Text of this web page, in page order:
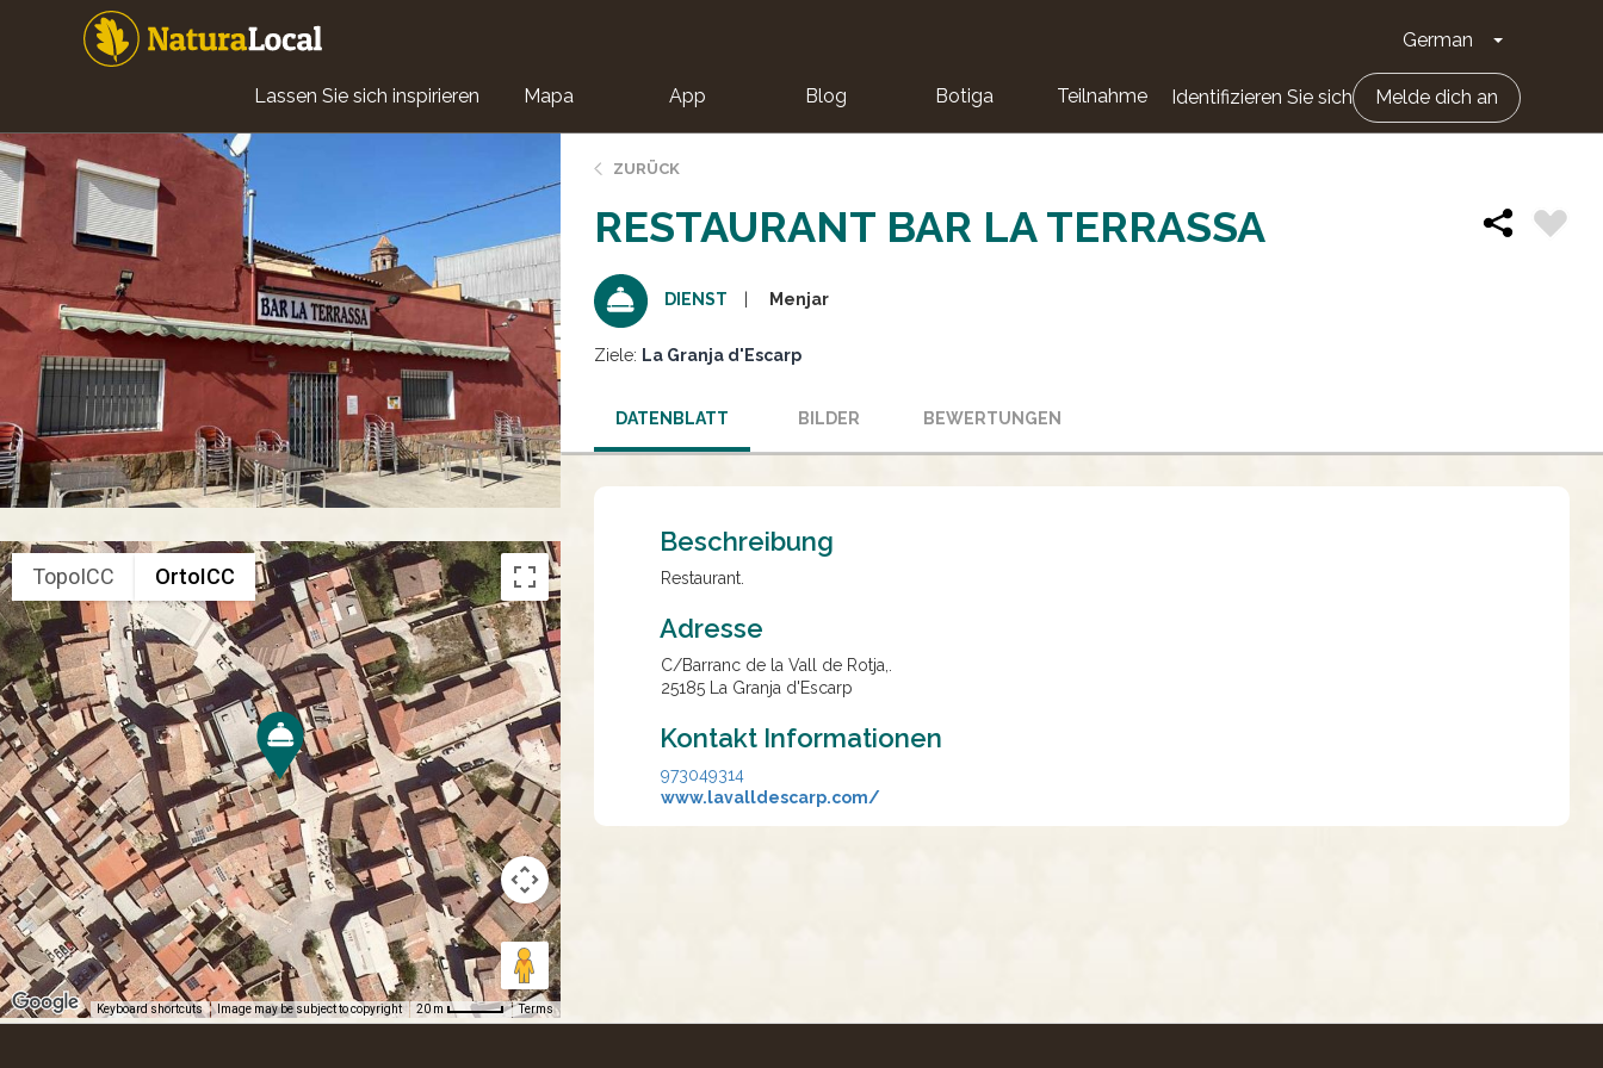
German Dropdown-
Main
navigation
Lassen Sie sich inspirieren Mapa App Blog Botiga Teilnahme Identifizieren Sie sich Melde dich an
TopoICC OrtoICC
Keyboard shortcuts Image may be subject to copyright 20 m Terms
ZURÜCK
RESTAURANT BAR LA TERRASSA
DIENST Menjar
Ziele: La Granja d'Escarp
DATENBLATT BILDER BEWERTUNGEN
Beschreibung
Restaurant.
Adresse
C/Barranc de la Vall de Rotja,.
25185
La Granja d'Escarp
Kontakt Informationen
973049314
www.lavalldescarp.com/